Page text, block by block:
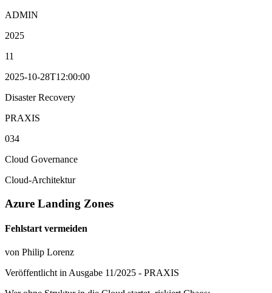
ADMIN
2025
11
2025-10-28T12:00:00
Disaster Recovery
PRAXIS
034
Cloud Governance
Cloud-Architektur
Azure Landing Zones
Fehlstart vermeiden
von Philip Lorenz
Veröffentlicht in Ausgabe 11/2025 - PRAXIS